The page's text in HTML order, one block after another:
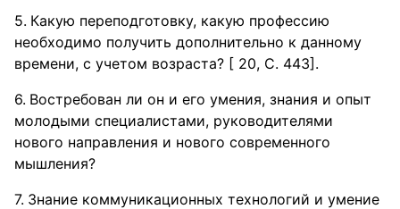
Какую переподготовку, какую профессию
необходимо получить дополнительно к данному
времени, с учетом возраста? [ 20, С. 443].
Востребован ли он и его умения, знания и опыт
молодыми специалистами, руководителями
нового направления и нового современного
мышления?
Знание коммуникационных технологий и умение